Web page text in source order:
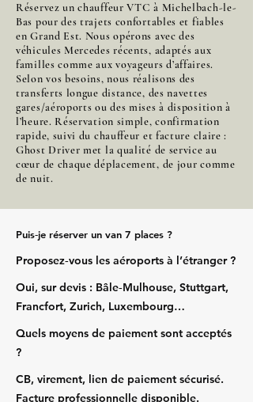
Réservez un chauffeur VTC à Michelbach-le-
Bas pour des trajets confortables et fiables
en Grand Est. Nous opérons avec des
véhicules Mercedes récents, adaptés aux
familles comme aux voyageurs d’affaires.
Selon vos besoins, nous réalisons des
transferts longue distance, des navettes
gares/aéroports ou des mises à disposition à
l’heure. Réservation simple, confirmation
rapide, suivi du chauffeur et facture claire :
Ghost Driver met la qualité de service au
cœur de chaque déplacement, de jour comme
de nuit.
Puis‑je réserver un van 7 places ?
Proposez‑vous les aéroports à l’étranger ?
Oui, sur devis : Bâle‑Mulhouse, Stuttgart,
Francfort, Zurich, Luxembourg…
Quels moyens de paiement sont acceptés
?
CB, virement, lien de paiement sécurisé.
Facture professionnelle disponible.